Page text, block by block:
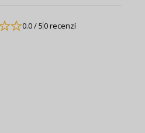
0.0/ 50 recenzí